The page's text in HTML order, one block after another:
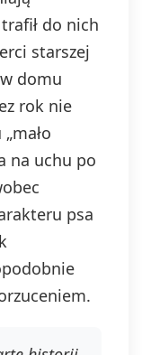
do nich
starszej
domu
rok nie
na uchu po
psa